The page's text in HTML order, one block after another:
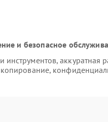
и безопасное
аккуратная